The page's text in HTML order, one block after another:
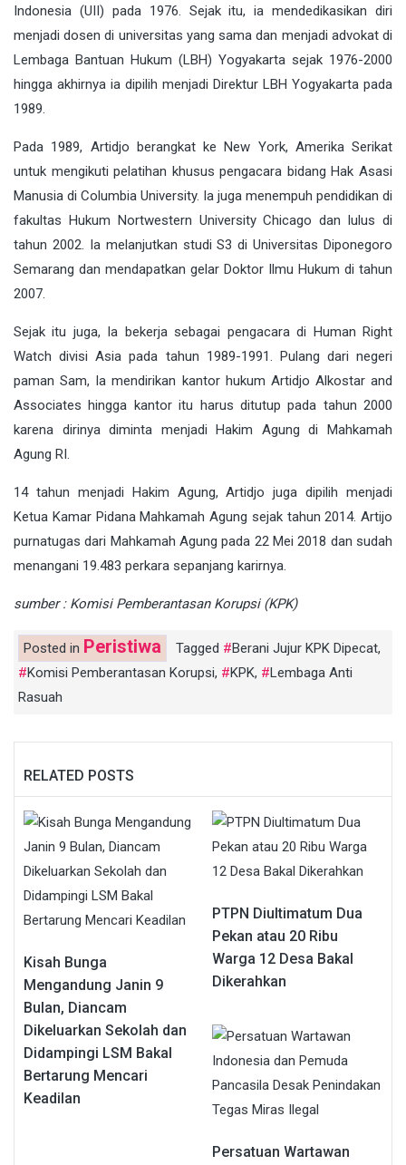
Indonesia (UII) pada 1976. Sejak itu, ia mendedikasikan diri
menjadi dosen di universitas yang sama dan menjadi advokat di
Lembaga Bantuan Hukum (LBH) Yogyakarta sejak 1976-2000
hingga akhirnya ia dipilih menjadi Direktur LBH Yogyakarta pada
1989.
Pada 1989, Artidjo berangkat ke New York, Amerika Serikat
untuk mengikuti pelatihan khusus pengacara bidang Hak Asasi
Manusia di Columbia University. Ia juga menempuh pendidikan di
fakultas Hukum Nortwestern University Chicago dan lulus di
tahun 2002. Ia melanjutkan studi S3 di Universitas Diponegoro
Semarang dan mendapatkan gelar Doktor Ilmu Hukum di tahun
2007.
Sejak itu juga, Ia bekerja sebagai pengacara di Human Right
Watch divisi Asia pada tahun 1989-1991. Pulang dari negeri
paman Sam, Ia mendirikan kantor hukum Artidjo Alkostar and
Associates hingga kantor itu harus ditutup pada tahun 2000
karena dirinya diminta menjadi Hakim Agung di Mahkamah
Agung RI.
14 tahun menjadi Hakim Agung, Artidjo juga dipilih menjadi
Ketua Kamar Pidana Mahkamah Agung sejak tahun 2014. Artijo
purnatugas dari Mahkamah Agung pada 22 Mei 2018 dan sudah
menangani 19.483 perkara sepanjang karirnya.
sumber : Komisi Pemberantasan Korupsi (KPK)
Posted in Peristiwa Tagged Berani Jujur KPK Dipecat,
Komisi Pemberantasan Korupsi, KPK,
Lembaga Anti
Rasuah
RELATED POSTS
Kisah Bunga
Mengandung Janin 9
Bulan, Diancam
Dikeluarkan Sekolah dan
Didampingi LSM Bakal
Bertarung Mencari
Keadilan
PTPN Diultimatum Dua
Pekan atau 20 Ribu
Warga 12 Desa Bakal
Dikerahkan
Persatuan Wartawan